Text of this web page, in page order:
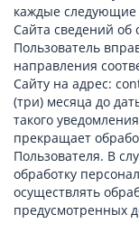
каждые следующие
Сайта сведений об
Пользователь
направления
Сайту на адрес:
(три) месяца до
такого
прекращает
Пользователя. В
обработку
осуществлять
предусмотренных